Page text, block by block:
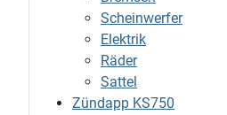
Scheinwerfer
Elektrik
Räder
Sattel
Zündapp KS750